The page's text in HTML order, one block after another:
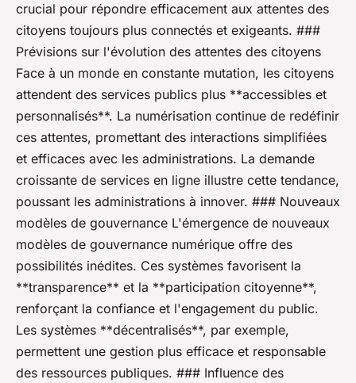
crucial pour répondre efficacement aux attentes des
citoyens toujours plus connectés et exigeants. ###
Prévisions sur l'évolution des attentes des citoyens
Face à un monde en constante mutation, les citoyens
attendent des services publics plus **accessibles et
personnalisés**. La numérisation continue de redéfinir
ces attentes, promettant des interactions simplifiées
et efficaces avec les administrations. La demande
croissante de services en ligne illustre cette tendance,
poussant les administrations à innover. ### Nouveaux
modèles de gouvernance L'émergence de nouveaux
modèles de gouvernance numérique offre des
possibilités inédites. Ces systèmes favorisent la
**transparence** et la **participation citoyenne**,
renforçant la confiance et l'engagement du public.
Les systèmes **décentralisés**, par exemple,
permettent une gestion plus efficace et responsable
des ressources publiques. ### Influence des